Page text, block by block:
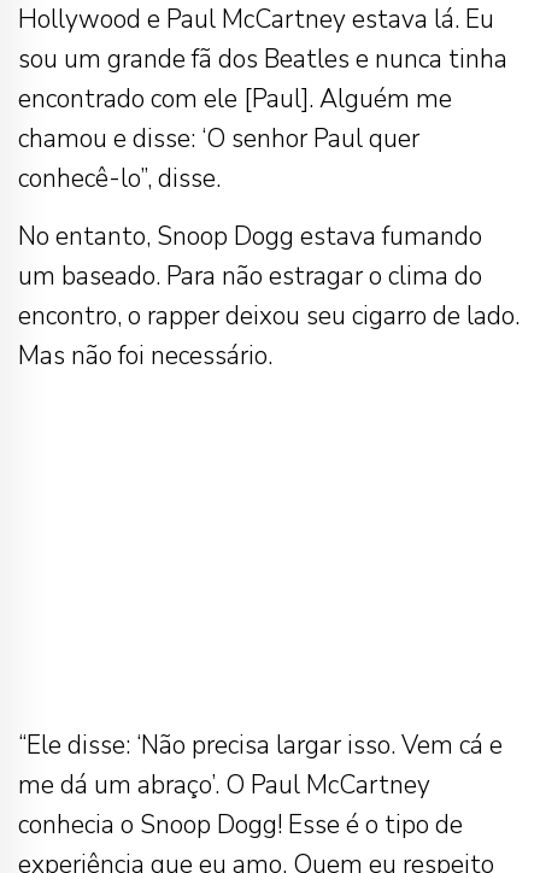
Hollywood e Paul McCartney estava lá. Eu
sou um grande fã dos Beatles e nunca tinha
encontrado com ele [Paul]. Alguém me
chamou e disse: ‘O senhor Paul quer
conhecê-lo”, disse.
No entanto, Snoop Dogg estava fumando
um baseado. Para não estragar o clima do
encontro, o rapper deixou seu cigarro de lado.
Mas não foi necessário.
“Ele disse: ‘Não precisa largar isso. Vem cá e
me dá um abraço’. O Paul McCartney
conhecia o Snoop Dogg! Esse é o tipo de
experiência que eu amo. Quem eu respeito